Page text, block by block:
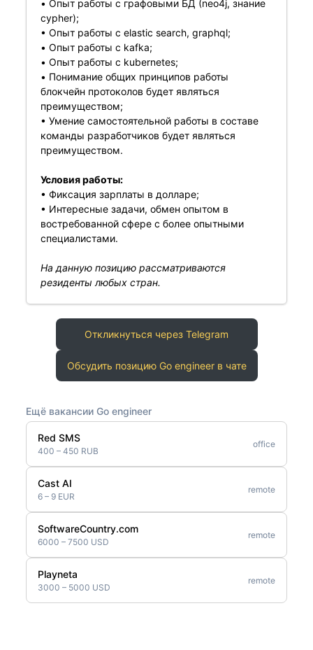
• Опыт работы с графовыми БД (neo4j, знание
cypher);
• Опыт работы с elastic search, graphql;
• Опыт работы с kafka;
• Опыт работы с kubernetes;
• Понимание общих принципов работы
блокчейн протоколов будет являться
преимуществом;
• Умение самостоятельной работы в составе
команды разработчиков будет являться
преимуществом.
Условия работы:
• Фиксация зарплаты в долларе;
• Интересные задачи, обмен опытом в
востребованной сфере с более опытными
специалистами.
На данную позицию рассматриваются
резиденты любых стран.
Откликнуться через Telegram
Обсудить позицию Go engineer в чате
Ещё вакансии Go engineer
Red SMS
400 – 450 RUB
office
Cast AI
6 – 9 EUR
remote
SoftwareCountry.com
6000 – 7500 USD
remote
Playneta
3000 – 5000 USD
remote